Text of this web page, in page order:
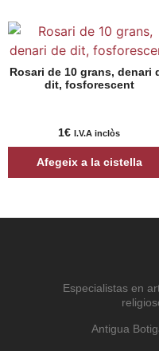
Rosari de 10 grans, denari
dit, fosforescent
1€ I.V.A inclòs
Afegeix a la cistella
Especialistas en
Antigua